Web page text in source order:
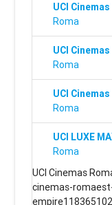
UCI
Roma
UCI
Roma
UCI
Roma
UCI LUXE
Roma
UCI Cinemas
cinemas-